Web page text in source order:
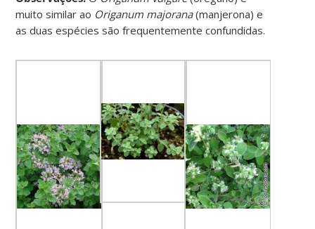
muito similar ao Origanum majorana(manjerona) e
as duas espécies são frequentemente confundidas.